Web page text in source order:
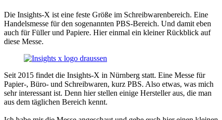
Die Insights-X ist eine feste Größe im Schreibwarenbereich. Eine
Handelsmesse für den sogenannten PBS-Bereich. Und damit eben
auch für Füller und Papiere. Hier einmal ein kleiner Rückblick auf
diese Messe.
Seit 2015 findet die Insights-X in Nürnberg statt. Eine Messe für
Papier-, Büro- und Schreibwaren, kurz PBS. Also etwas, was mich
sehr interessant ist. Denn hier stellen einige Hersteller aus, die man
aus dem täglichen Bereich kennt.